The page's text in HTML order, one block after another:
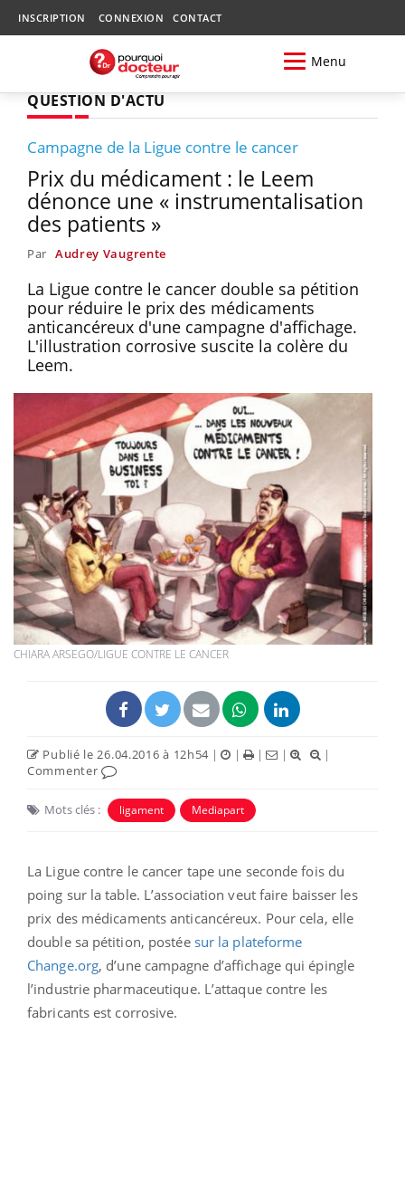
INSCRIPTION CONNEXION CONTACT
Menu
QUESTION D'ACTU
Campagne de la Ligue contre le cancer
Prix du médicament : le Leem
dénonce une « instrumentalisation
des patients »
Par Audrey Vaugrente
La Ligue contre le cancer double sa pétition
pour réduire le prix des médicaments
anticancéreux d'une campagne d'affichage.
L'illustration corrosive suscite la colère du
Leem.
CHIARA ARSEGO/LIGUE CONTRE LE CANCER
Publié le 26.04.2016 à 12h54 | | | |
|
Commenter
Mots clés : ligament Mediapart
La Ligue contre le cancer tape une seconde fois du
poing sur la table. L’association veut faire baisser les
prix des médicaments anticancéreux. Pour cela, elle
double sa pétition, postée sur la plateforme
Change.org, d’une campagne d’affichage qui épingle
l’industrie pharmaceutique. L’attaque contre les
fabricants est corrosive.